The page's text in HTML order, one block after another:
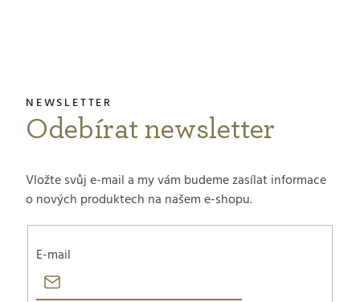
Odebírat newsletter
Vložte svůj e-mail a my vám budeme zasílat informace
o nových produktech na našem e-shopu.
E-mail